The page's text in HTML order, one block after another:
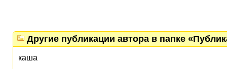
Другие публикации автора в папке
каша